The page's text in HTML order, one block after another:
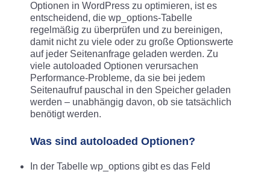
Optionen in WordPress zu optimieren, ist es
entscheidend, die wp_options-Tabelle
regelmäßig zu überprüfen und zu bereinigen,
damit nicht zu viele oder zu große Optionswerte
auf jeder Seitenanfrage geladen werden. Zu
viele autoloaded Optionen verursachen
Performance-Probleme, da sie bei jedem
Seitenaufruf pauschal in den Speicher geladen
werden – unabhängig davon, ob sie tatsächlich
benötigt werden.​
Was sind autoloaded Optionen?
In der Tabelle wp_options gibt es das Feld